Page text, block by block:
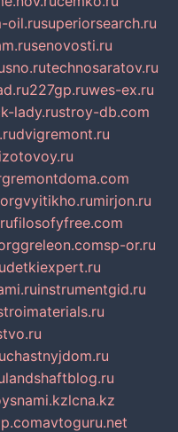
oil.rusuperiorsearch.ru
senovosti.ru
technosaratov.ru
227gp.ruwes-ex.ru
lady.rustroy-db.com
dvigremont.ru
remontdoma.com
vyitikho.rumirjon.ru
filosofyfree.com
greleon.comsp-or.ru
detkiexpert.ru
instrumentgid.ru
chastnyjdom.ru
landshaftblog.ru
lcna.kz
avtoguru.net